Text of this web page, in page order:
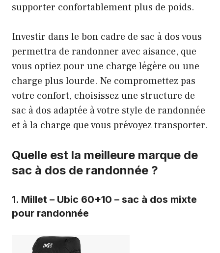
supporter confortablement plus de poids.
Investir dans le bon cadre de sac à dos vous
permettra de randonner avec aisance, que
vous optiez pour une charge légère ou une
charge plus lourde. Ne compromettez pas
votre confort, choisissez une structure de
sac à dos adaptée à votre style de randonnée
et à la charge que vous prévoyez transporter.
Quelle est la meilleure marque de
sac à dos de randonnée ?
1. Millet – Ubic 60+10 – sac à dos mixte
pour randonnée